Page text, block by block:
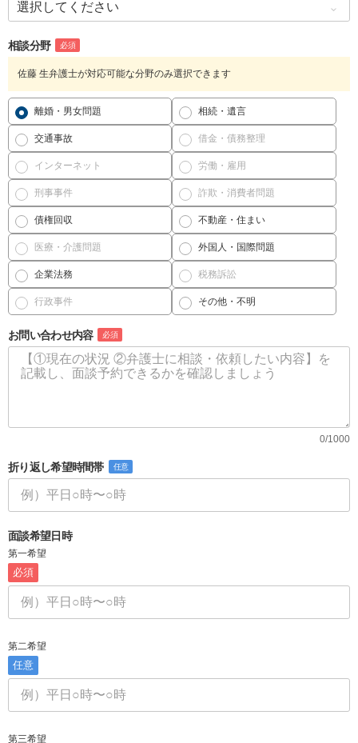
相談分野 必須
佐藤 生弁護士が対応可能な分野のみ選択できます
離婚・男女問題 相続・遺言
交通事故 借金・債務整理
インターネット 労働・雇用
刑事事件 詐欺・消費者問題
債権回収 不動産・住まい
医療・介護問題 外国人・国際問題
企業法務 税務訴訟
行政事件 その他・不明
お問い合わせ内容 必須
0/1000
折り返し希望時間帯 任意
面談希望日時
第一希望
必須
第二希望
任意
第三希望